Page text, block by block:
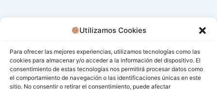
Utilizamos Cookies
Para ofrecer las mejores experiencias, utilizamos tecnologías como las
cookies para almacenar y/o acceder a la información del dispositivo. El
consentimiento de estas tecnologías nos permitirá procesar datos como
el comportamiento de navegación o las identificaciones únicas en este
sitio. No consentir o retirar el consentimiento, puede afectar